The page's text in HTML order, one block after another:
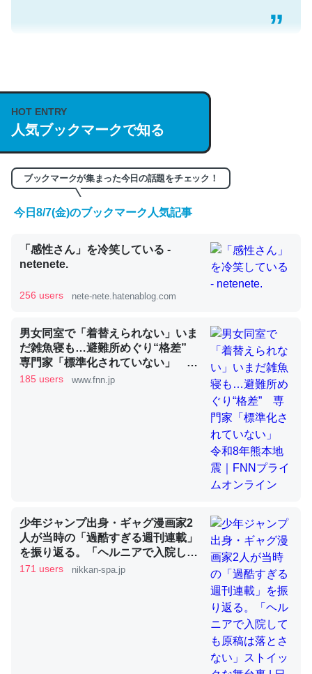
説してる記事が少ないので貴重な良記事。/続編来た
https://isobe324649.hatenablog.com/entry/2023/03/27
/064121
─GPTの仕組みと限界についての考察（１） - conceptualization
くらい。小説でいう「ずっと前の伏線」は回収されないけ
ど、短期記憶というには多い分量。進化すればするほど分
昆虫ってカルシウム少ないのか。知らんかった。調べたら
コオロギのカルシウム分はエビの600分の1程度。
─ニュース :: 【研究発表】昆虫学の大問題＝「昆虫はなぜ海にいな
論文では「淡水はカルシウムも酸素も不足してて両方に不
利だから両方が拮抗してるのでは」とあって面白い。海に
いる鋏角類（カブトガニ・ウミグモ）はカルシウムを使わ
ずキチンを強化してる筈だが、酵素が違うのか？
─ニュース :: 【研究発表】昆虫学の大問題＝「昆虫はなぜ海にいな
HOT ENTRY
人気ブックマークで知る
ブックマークが集まった今日の話題をチェック！
今日8/7(金)のブックマーク人気記事
「感性さん」を冷笑している -
netenete.
256 users nete-nete.hatenablog.com
男女同室で「着替えられない」いま
だ雑魚寝も…避難所めぐり“格差”
専門家「標準化されていない」 令
和8年熊本地震｜FNNプライムオン
185 users www.fnn.jp
少年ジャンプ出身・ギャグ漫画家2
人が当時の「過酷すぎる週刊連載」
を振り返る。「ヘルニアで入院して
も原稿は落とさない」ストイックな
171 users nikkan-spa.jp